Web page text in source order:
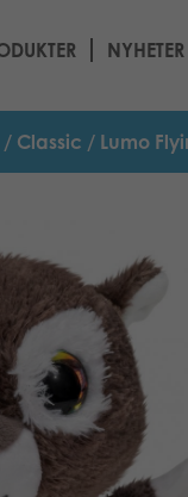
NYHETER
/ Classic / Lumo